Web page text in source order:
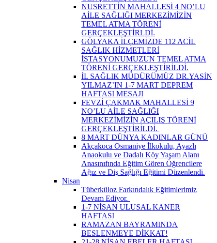
NUSRETTİN MAHALLESİ 4 NO’LU
AİLE SAĞLIĞI MERKEZİMİZİN
TEMEL ATMA TÖRENİ
GERÇEKLEŞTİRLDİ.
GÖLYAKA İLÇEMİZDE 112 ACİL
SAĞLIK HİZMETLERİ
İSTASYONUMUZUN TEMEL ATMA
TÖRENİ GERÇEKLEŞTİRİLDİ.
İL SAĞLIK MÜDÜRÜMÜZ DR.YASİN
YILMAZ’IN 1-7 MART DEPREM
HAFTASI MESAJI
FEVZİ ÇAKMAK MAHALLESİ 9
NO’LU AİLE SAĞLIĞI
MERKEZİMİZİN AÇILIŞ TÖRENİ
GERÇEKLEŞTİRİLDİ. ​
8 MART DÜNYA KADINLAR GÜNÜ
Akçakoca Osmaniye İlkokulu, Ayazlı
Anaokulu ve Dadalı Köy Yaşam Alanı
Anasınıfında Eğitim Gören Öğrencilere
Ağız ve Diş Sağlığı Eğitimi Düzenlendi.
Nisan
Tüberküloz Farkındalık Eğitimlerimiz
Devam Ediyor. ​
1-7 NİSAN ULUSAL KANER
HAFTASI
RAMAZAN BAYRAMINDA
BESLENMEYE DİKKAT!